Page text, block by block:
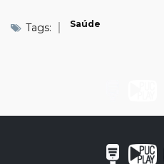
Tags: Saúde